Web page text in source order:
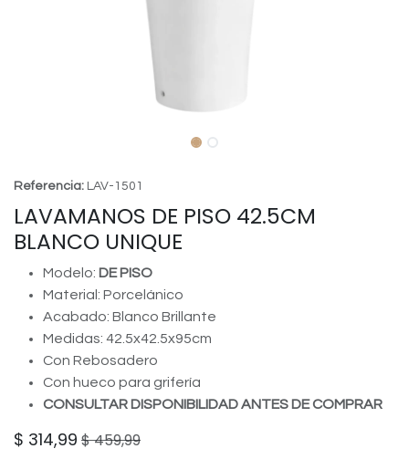
Referencia: LAV-1501
LAVAMANOS DE PISO 42.5CM
BLANCO UNIQUE
Modelo: DE PISO
Material: Porcelánico
Acabado: Blanco Brillante
Medidas: 42.5x42.5x95cm
Con Rebosadero
Con hueco para grifería
CONSULTAR DISPONIBILIDAD ANTES DE COMPRAR
$ 314,99 $459,99